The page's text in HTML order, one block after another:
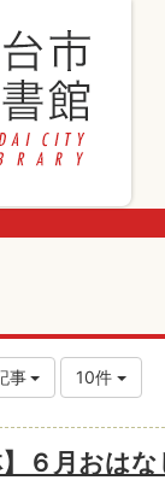
事 10件
】６月おは